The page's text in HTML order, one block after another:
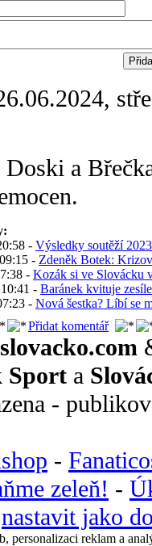
a
- Výsledky soutěží
- Zdeněk Botek:
- Kozák si ve Slovácku
- Baránek kvituje
- Nová šestka? Líbí se
Přidat komentář
Sport a
-
-
zeleň! -
nastavit jako
personalizaci reklam a